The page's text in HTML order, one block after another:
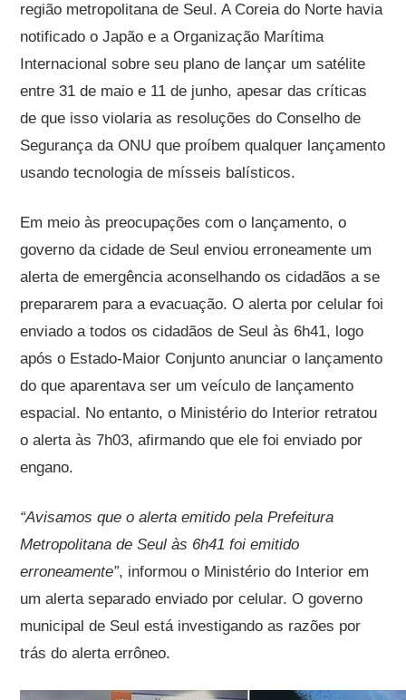
região metropolitana de Seul. A Coreia do Norte havia
notificado o Japão e a Organização Marítima
Internacional sobre seu plano de lançar um satélite
entre 31 de maio e 11 de junho, apesar das críticas
de que isso violaria as resoluções do Conselho de
Segurança da ONU que proíbem qualquer lançamento
usando tecnologia de mísseis balísticos.
Em meio às preocupações com o lançamento, o
governo da cidade de Seul enviou erroneamente um
alerta de emergência aconselhando os cidadãos a se
prepararem para a evacuação. O alerta por celular foi
enviado a todos os cidadãos de Seul às 6h41, logo
após o Estado-Maior Conjunto anunciar o lançamento
do que aparentava ser um veículo de lançamento
espacial. No entanto, o Ministério do Interior retratou
o alerta às 7h03, afirmando que ele foi enviado por
engano.
“Avisamos que o alerta emitido pela Prefeitura
Metropolitana de Seul às 6h41 foi emitido
erroneamente”, informou o Ministério do Interior em
um alerta separado enviado por celular. O governo
municipal de Seul está investigando as razões por
trás do alerta errôneo.